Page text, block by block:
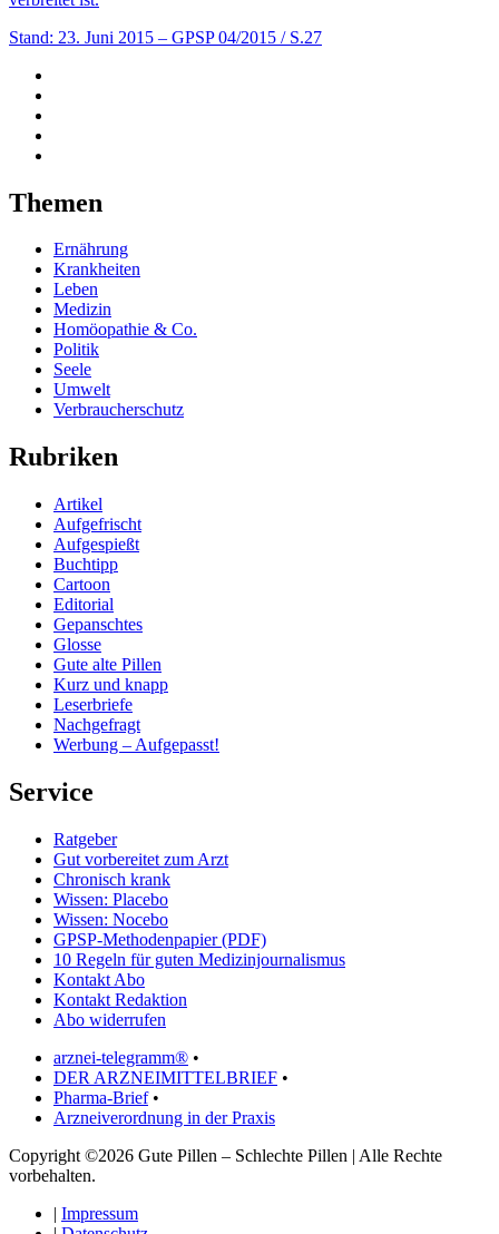
Stand: 23. Juni 2015 – GPSP 04/2015 / S.27
Themen
Ernährung
Krankheiten
Leben
Medizin
Homöopathie & Co.
Politik
Seele
Umwelt
Verbraucherschutz
Rubriken
Artikel
Aufgefrischt
Aufgespießt
Buchtipp
Cartoon
Editorial
Gepanschtes
Glosse
Gute alte Pillen
Kurz und knapp
Leserbriefe
Nachgefragt
Werbung – Aufgepasst!
Service
Ratgeber
Gut vorbereitet zum Arzt
Chronisch krank
Wissen: Placebo
Wissen: Nocebo
GPSP-Methodenpapier (PDF)
10 Regeln für guten Medizinjournalismus
Kontakt Abo
Kontakt Redaktion
Abo widerrufen
arznei-telegramm® •
DER ARZNEIMITTELBRIEF •
Pharma-Brief•
Arzneiverordnung in der Praxis
Copyright ©2026 Gute Pillen – Schlechte Pillen | Alle Rechte
vorbehalten.
| Impressum